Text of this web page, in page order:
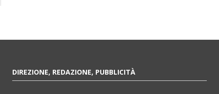
DIREZIONE, REDAZIONE, PUBBLICITÀ